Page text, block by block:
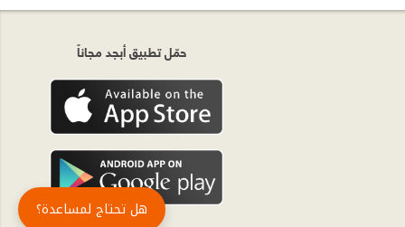
حمّل تطبيق أبجد مجاناً
هل تحتاج لمساعدة؟